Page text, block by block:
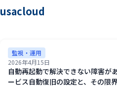
usacloud
監視・運用
2026年4月15日
自動再起動で解決できない障害が
ービス自動復旧の設定と、その限